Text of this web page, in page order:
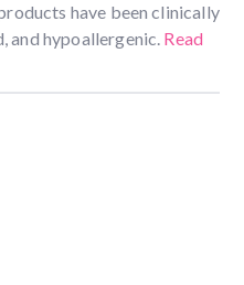
have been clinically
and hypoallergenic. Read